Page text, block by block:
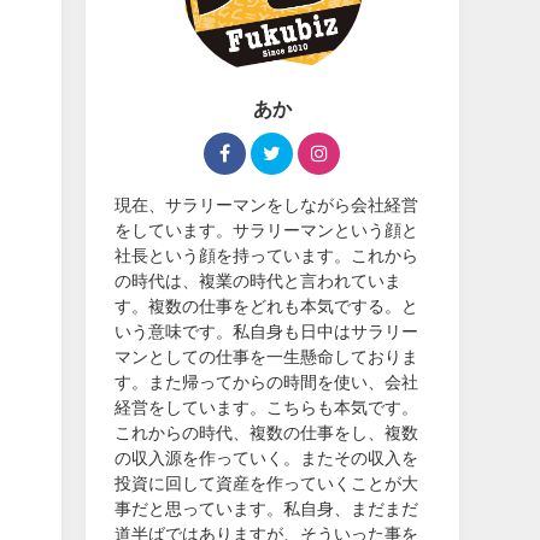
あか
現在、サラリーマンをしながら会社経営
をしています。サラリーマンという顔と
社長という顔を持っています。これから
の時代は、複業の時代と言われていま
す。複数の仕事をどれも本気でする。と
いう意味です。私自身も日中はサラリー
マンとしての仕事を一生懸命しておりま
す。また帰ってからの時間を使い、会社
経営をしています。こちらも本気です。
これからの時代、複数の仕事をし、複数
の収入源を作っていく。またその収入を
投資に回して資産を作っていくことが大
事だと思っています。私自身、まだまだ
道半ばではありますが、そういった事を